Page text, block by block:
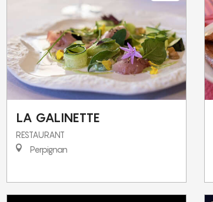
LA GALINETTE
RESTAURANT
Perpignan